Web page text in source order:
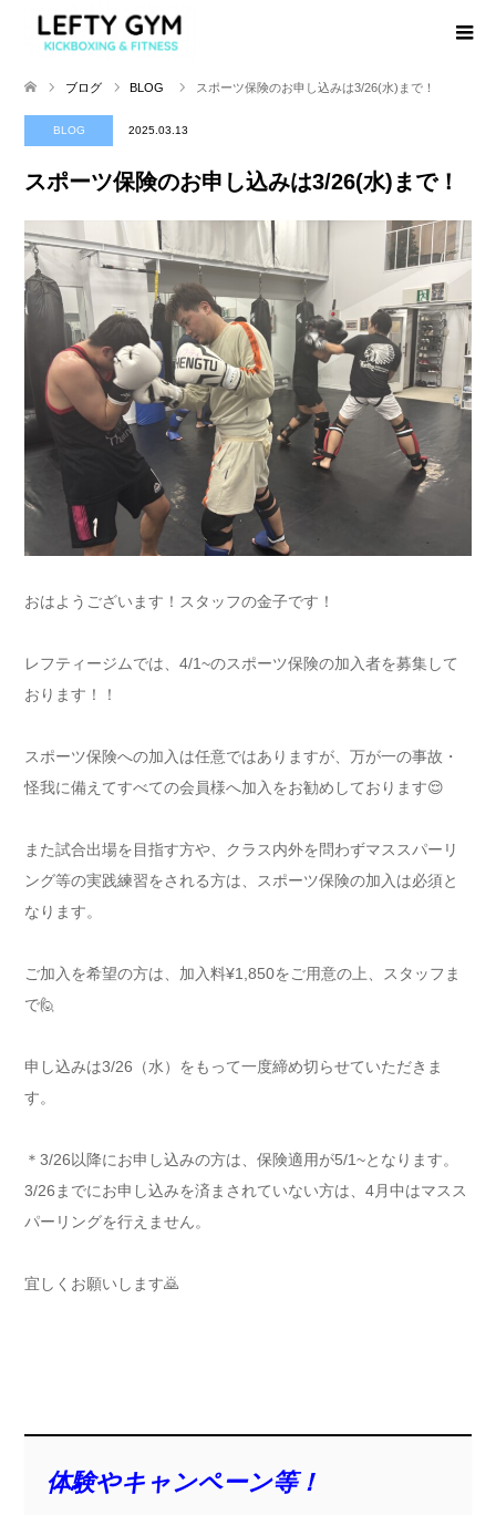
ブログ BLOG スポーツ保険のお申し込みは3/26(水)まで！
BLOG 2025.03.13
スポーツ保険のお申し込みは3/26(水)まで！
おはようございます！スタッフの金子です！
レフティージムでは、4/1~のスポーツ保険の加入者を募集して
おります！！
スポーツ保険への加入は任意ではありますが、万が一の事故・
怪我に備えてすべての会員様へ加入をお勧めしております😌
また試合出場を目指す方や、クラス内外を問わずマススパーリ
ング等の実践練習をされる方は、スポーツ保険の加入は必須と
なります。
ご加入を希望の方は、加入料¥1,850をご用意の上、スタッフま
で🙋
申し込みは3/26（水）をもって一度締め切らせていただきま
す。
＊3/26以降にお申し込みの方は、保険適用が5/1~となります。
3/26までにお申し込みを済まされていない方は、4月中はマスス
パーリングを行えません。
宜しくお願いします🙇
体験やキャンペーン等！